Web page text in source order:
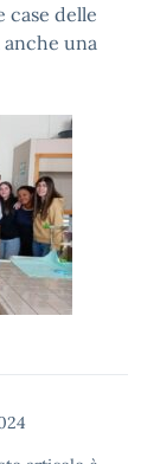
case delle
una